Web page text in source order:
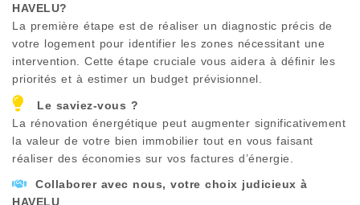
HAVELU?
La première étape est de réaliser un diagnostic précis de
votre logement pour identifier les zones nécessitant une
intervention. Cette étape cruciale vous aidera à définir les
priorités et à estimer un budget prévisionnel.
Le saviez-vous ?
La rénovation énergétique peut augmenter significativement
la valeur de votre bien immobilier tout en vous faisant
réaliser des économies sur vos factures d’énergie.
Collaborer avec nous, votre choix judicieux à
HAVELU